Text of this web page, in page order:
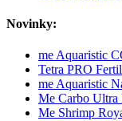
Novinky:
me Aquaristic
Tetra PRO
me Aquaristic
Me Carbo Ultra
Me Shrimp